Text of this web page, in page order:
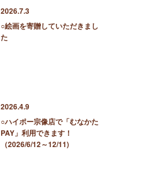
2026.7.3
○絵画を寄贈していただきまし
た
2026.4.9
○ハイポー宗像店で「むなかた
PAY」利用できます！
（2026/6/12～12/11)